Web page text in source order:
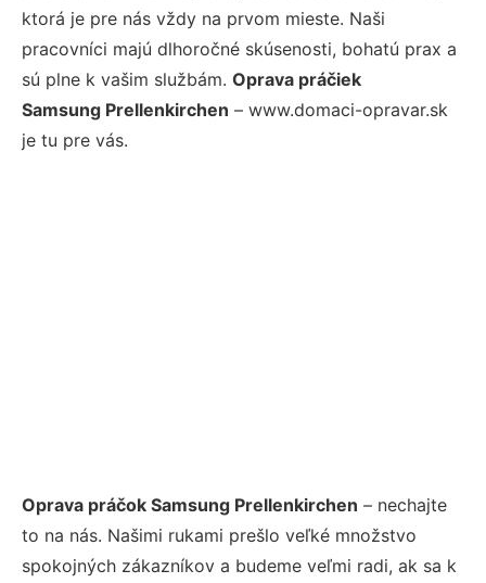
ktorá je pre nás vždy na prvom mieste. Naši
pracovníci majú dlhoročné skúsenosti, bohatú prax a
sú plne k vašim službám. Oprava práčiek
Samsung Prellenkirchen – www.domaci-opravar.sk
je tu pre vás.
Oprava práčok Samsung Prellenkirchen – nechajte
to na nás. Našimi rukami prešlo veľké množstvo
spokojných zákazníkov a budeme veľmi radi, ak sa k